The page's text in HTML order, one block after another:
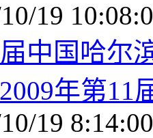
10/19
中国哈尔
年第11
10/19